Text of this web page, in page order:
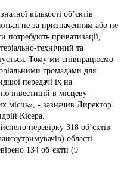
кількості об’єктів
не за призначенням або не
потребують приватизації,
технічний та
Тому ми співпрацюємо
громадами для
передачі їх на
інвестицій в місцеву
місць», - зазначив Директор
Кісера.
перевірку 318 об’єктів
області.
134 об’єкти (9